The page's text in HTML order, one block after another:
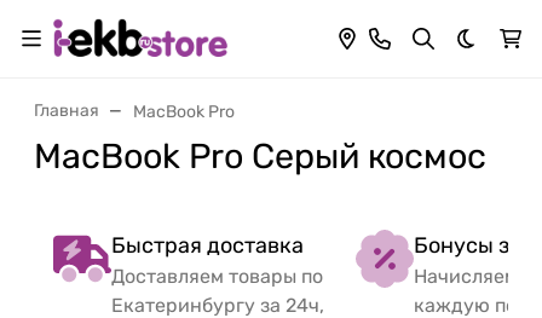
Темная
Главная MacBook Pro
MacBook Pro Серый космос
Быстрая доставка
Доставляем товары по
Екатеринбургу за 24ч,
Бонусы за
Начисляем
каждую